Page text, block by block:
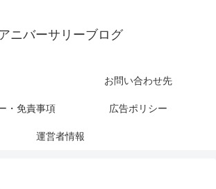
ニバーサリーブログ
お問い合わせ先
・免責事項 広告ポリシー
運営者情報